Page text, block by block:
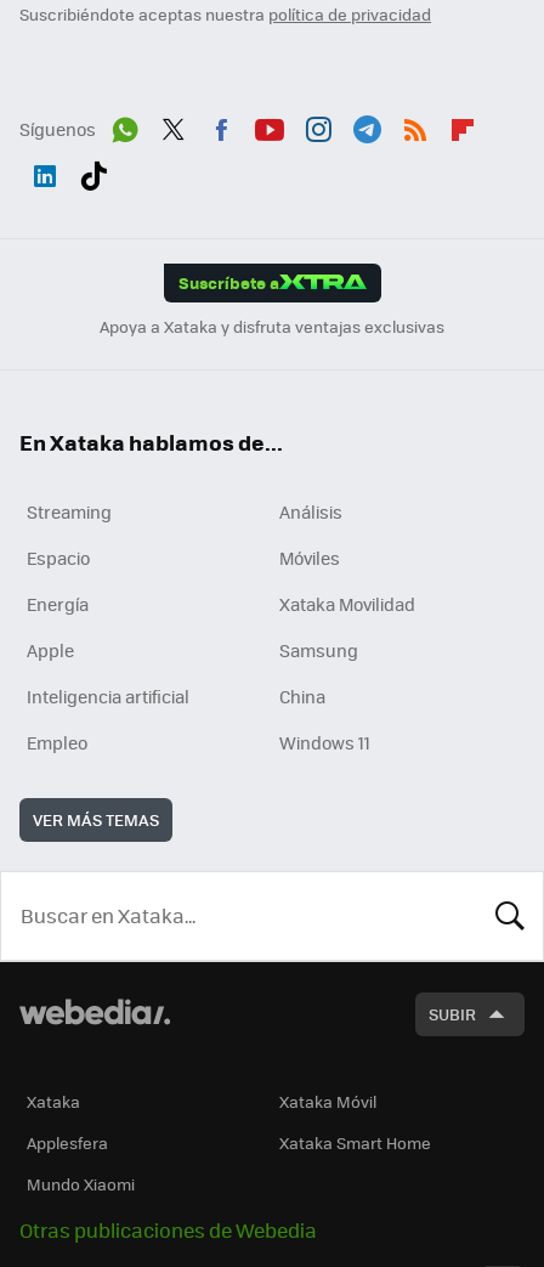
Suscribiéndote aceptas nuestra política de privacidad
Síguenos
Suscríbete a
Apoya a Xataka y disfruta ventajas exclusivas
En Xataka hablamos de...
Streaming
Análisis
Espacio
Móviles
Energía
Xataka Movilidad
Apple
Samsung
Inteligencia artificial
China
Empleo
Windows 11
VER MÁS TEMAS
SUBIR
Xataka
Xataka Móvil
Applesfera
Xataka Smart Home
Mundo Xiaomi
Otras publicaciones de Webedia